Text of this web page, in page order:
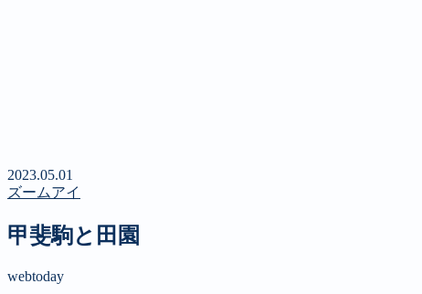
2023.05.01
ズームアイ
甲斐駒と田園
webtoday